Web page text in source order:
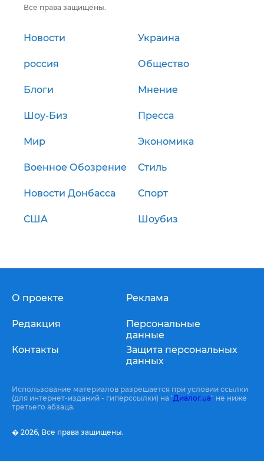
Все права защищены.
Новости Украина
россия Общество
Блоги Мнение
Шоу-Биз Пресса
Мир Экономика
Военное Обозрение Стиль
Новости Донбасса Спорт
США Шоубиз
О проекте
Редакция
Контакты
Реклама
Персональные
данные
Защита персональных
данных
Использование материалов разрешается при условии ссылки
(для интернет-изданий - гиперссылки) на "Диалог.ua" не ниже
третьего абзаца.
� 2026, Все права защищены.